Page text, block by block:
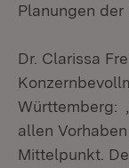
Planungen der
Dr. Clarissa
Württemberg:
allen
Mittelpunkt.